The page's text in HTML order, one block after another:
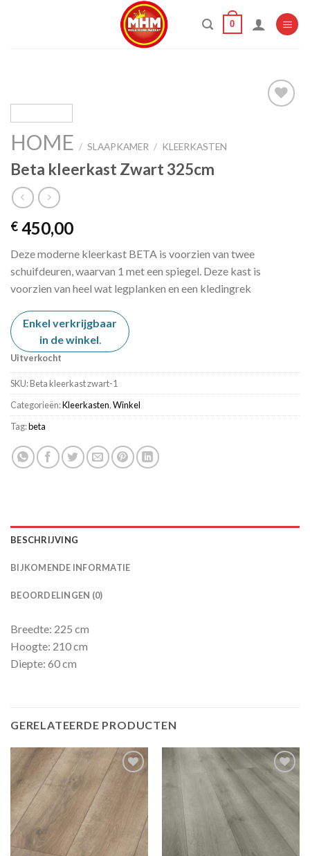
0
HOME / SLAAPKAMER / KLEERKASTEN
Beta kleerkast Zwart 325cm
€ 450,00
Deze moderne kleerkast BETA is voorzien van twee
schuifdeuren, waarvan 1 met een spiegel. Deze kast is
voorzien van heel wat legplanken en een kledingrek
Enkel verkrijgbaar
in de winkel.
Uitverkocht
SKU:Beta kleerkast zwart-1
Categorieën:Kleerkasten,Winkel
Tag:beta
BESCHRIJVING
BIJKOMENDE INFORMATIE
BEOORDELINGEN (0)
Breedte: 225 cm
Hoogte: 210 cm
Diepte: 60 cm
GERELATEERDE PRODUCTEN
Add to